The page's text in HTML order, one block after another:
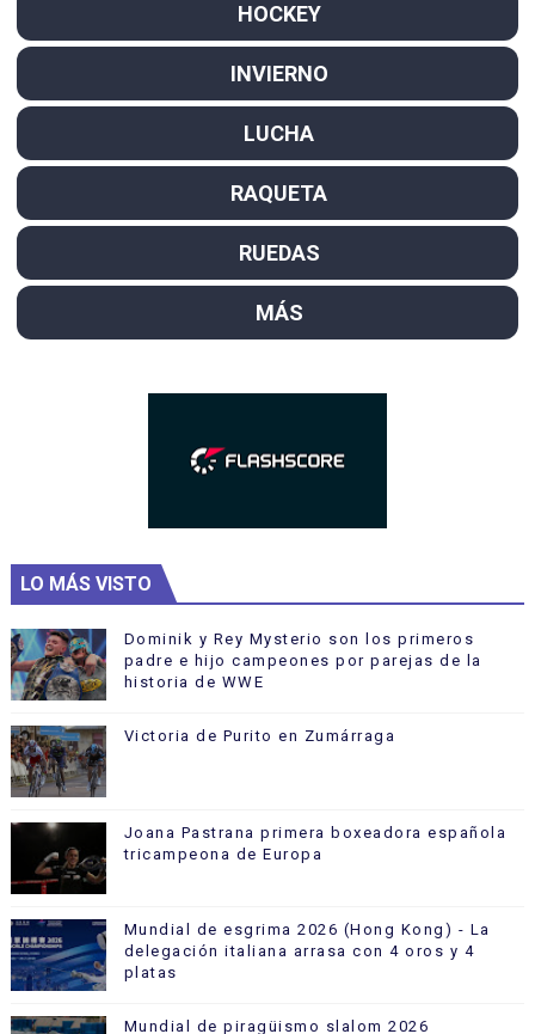
HOCKEY
INVIERNO
LUCHA
RAQUETA
RUEDAS
MÁS
LO MÁS VISTO
Dominik y Rey Mysterio son los primeros
padre e hijo campeones por parejas de la
historia de WWE
Victoria de Purito en Zumárraga
Joana Pastrana primera boxeadora española
tricampeona de Europa
Mundial de esgrima 2026 (Hong Kong) - La
delegación italiana arrasa con 4 oros y 4
platas
Mundial de piragüismo slalom 2026